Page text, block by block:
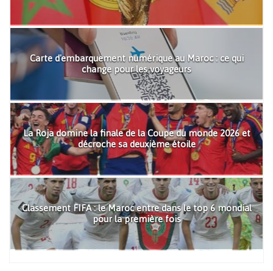
Carte d'embarquement numérique au Maroc : ce qui
change pour les voyageurs
La Roja domine la finale de la Coupe du monde 2026 et
décroche sa deuxième étoile
Classement FIFA : le Maroc entre dans le top 6 mondial
pour la première fois